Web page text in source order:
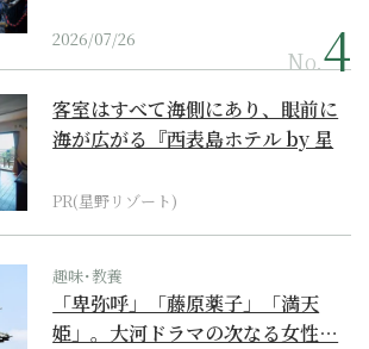
2026/07/26
No.
客室はすべて海側にあり、眼前に
海が広がる『西表島ホテル by 星
PR(星野リゾート)
趣味･教養
「卑弥呼」「藤原薬子」「満天
姫」。大河ドラマの次なる女性…